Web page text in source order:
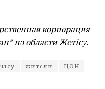
корпорация
по области Жетісу.
жители ЦОН